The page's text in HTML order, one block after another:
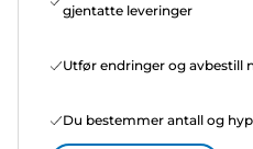
gjentatte leveringer
Utfør endringer og avbestill
Du bestemmer antall og